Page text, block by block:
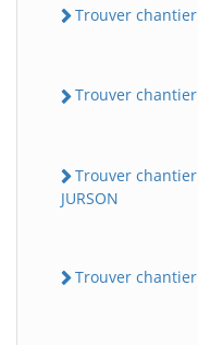
Trouver
Trouver
Trouver chantier
JURSON
Trouver